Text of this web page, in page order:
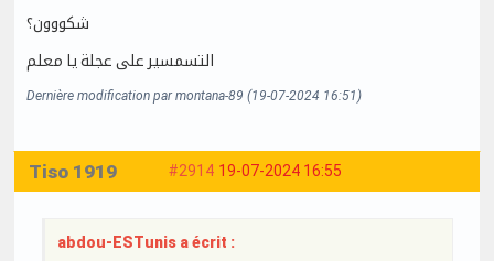
شكووون؟
التسمسير على عجلة يا معلم
Dernière modification par montana-89 (19-07-2024 16:51)
#2914 19-07-2024 16:55
Tiso 1919
abdou-ESTunis a écrit :